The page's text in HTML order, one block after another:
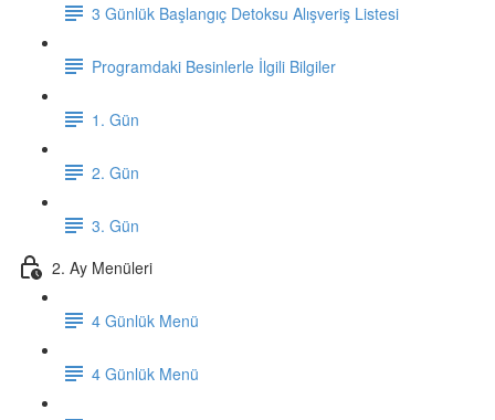
3 Günlük Başlangıç Detoksu Alışveriş Listesi
Programdaki Besinlerle İlgili Bilgiler
1. Gün
2. Gün
3. Gün
2. Ay Menüleri
4 Günlük Menü
4 Günlük Menü